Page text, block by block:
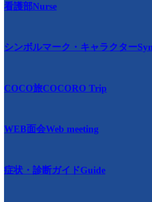
看護部Nurse
シンボルマーク・キャラクター
COCO旅COCORO Trip
WEB面会Web meeting
症状・診断ガイドGuide